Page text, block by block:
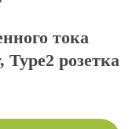
тока
розетка